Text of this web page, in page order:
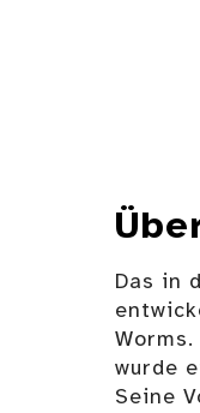
Das in
wurde
Seine